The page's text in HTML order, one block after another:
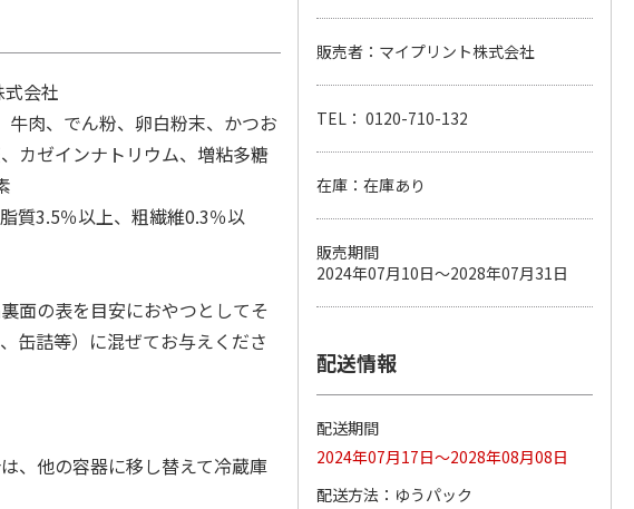
サ
(送料別・税込) (送料別・税込)
ペット線香 虹のか
なた フルーティフ
ローラルの香り
(送料別・税込) (送料別・税込)
式会社
牛肉、でん粉、卵白粉末、かつお
カゼインナトリウム、増粘多糖
質3.5％以上、粗繊維0.3％以
面の表を目安におやつとしてそ
缶詰等）に混ぜてお与えくださ
、他の容器に移し替えて冷蔵庫
販売者：マイプリント株式会社
TEL： 0120-710-132
在庫：在庫あり
販売期間
2024年07月10日～2028年07月31日
配送情報
配送期間
2024年07月17日～2028年08月08日
配送方法
ゆうパック